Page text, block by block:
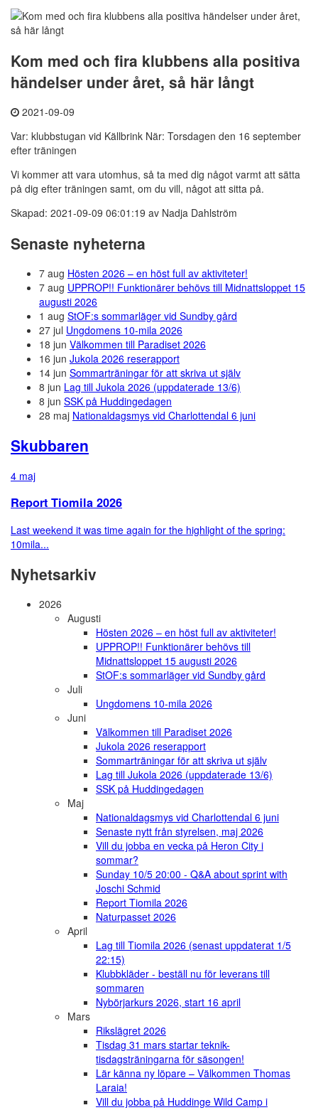
Kom med och fira klubbens alla positiva
händelser under året, så här långt
2021-09-09
Var: klubbstugan vid Källbrink När: Torsdagen den 16 september
efter träningen
Vi kommer att vara utomhus, så ta med dig något varmt att sätta
på dig efter träningen samt, om du vill, något att sitta på.
Skapad: 2021-09-09 06:01:19 av Nadja Dahlström
Senaste nyheterna
7 aug Hösten 2026 – en höst full av aktiviteter!
7 aug UPPROP!! Funktionärer behövs till Midnattsloppet 15
augusti 2026
1 aug StOF:s sommarläger vid Sundby gård
27 jul Ungdomens 10-mila 2026
18 jun Välkommen till Paradiset 2026
16 jun Jukola 2026 reserapport
14 jun Sommarträningar för att skriva ut själv
8 jun Lag till Jukola 2026 (uppdaterade 13/6)
8 jun SSK på Huddingedagen
28 maj Nationaldagsmys vid Charlottendal 6 juni
Skubbaren
4 maj
Report Tiomila 2026
Last weekend it was time again for the highlight of the spring:
10mila...
Nyhetsarkiv
2026
Augusti
Hösten 2026 – en höst full av aktiviteter!
UPPROP!! Funktionärer behövs till
Midnattsloppet 15 augusti 2026
StOF:s sommarläger vid Sundby gård
Juli
Ungdomens 10-mila 2026
Juni
Välkommen till Paradiset 2026
Jukola 2026 reserapport
Sommarträningar för att skriva ut själv
Lag till Jukola 2026 (uppdaterade 13/6)
SSK på Huddingedagen
Maj
Nationaldagsmys vid Charlottendal 6 juni
Senaste nytt från styrelsen, maj 2026
Vill du jobba en vecka på Heron City i
sommar?
Sunday 10/5 20:00 - Q&A about sprint with
Joschi Schmid
Report Tiomila 2026
Naturpasset 2026
April
Lag till Tiomila 2026 (senast uppdaterat 1/5
22:15)
Klubbkläder - beställ nu för leverans till
sommaren
Nybörjarkurs 2026, start 16 april
Mars
Rikslägret 2026
Tisdag 31 mars startar teknik-
tisdagsträningarna för säsongen!
Lär känna ny löpare – Välkommen Thomas
Laraia!
Vill du jobba på Huddinge Wild Camp i